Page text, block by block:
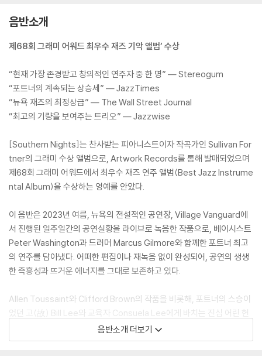
음반소개
제68회 그래미 어워드 최우수 재즈 기악 앨범’ 수상
“현재 가장 존경받고 창의적인 연주자 중 한 명” — Stereogum
“포트너의 계속되는 상승세” — JazzTimes
“뉴욕 재즈의 최정상급” — The Wall Street Journal
“최고의 기량을 보여주는 트리오” — Jazzwise
[Southern Nights]는 찬사받는 피아니스트이자 작곡가인 Sullivan For
tner의 그래미 수상 앨범으로, Artwork Records를 통해 발매되었으며
제68회 그래미 어워드에서 최우수 재즈 연주 앨범(Best Jazz Instrume
ntal Album)을 수상하는 영예를 안았다.
이 음반은 2023년 여름, 뉴욕의 전설적인 공연장, Village Vanguard에
서 진행된 일주일간의 공연실황을 라이브로 녹음한 작품으로, 베이시스트
Peter Washington과 드러머 Marcus Gilmore와 함께한 포트너 최고
의 연주를 담아냈다. 어떠한 편집이나 재녹음 없이 완성되어, 공연의 생생
한 즉흥성과 뜨거운 에너지를 그대로 보존하고 있다.
Allen Toussaint와 Clifford Brown의 작품을 비롯해, 포트너의 스승이
었던 고(故) Bill Lee와 교육자 Consuela Lee에게 바치는 진심 어린 헌
정곡, 그리고 포트너 자신의 오리지널 곡까지 폭넓은 레퍼토리가 수록되어
있다. [Southern Nights]는 평단의 만장일치에 가까운 찬사를 받으며 수
음반소개 더보기